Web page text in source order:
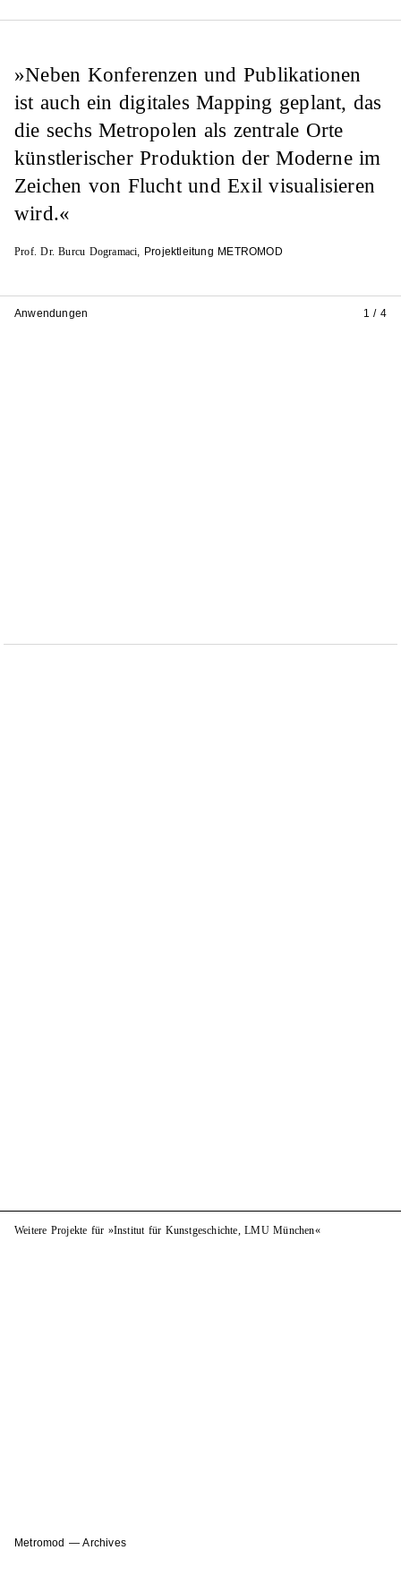
»Neben Konferenzen und Publikationen
ist auch ein digitales Mapping geplant, das
die sechs Metropolen als zentrale Orte
künstlerischer Produktion der Moderne im
Zeichen von Flucht und Exil visualisieren
wird.«
Prof. Dr. Burcu Dogramaci, Projektleitung METROMOD
Anwendungen 1 / 4
Weitere Projekte für »Institut für Kunstgeschichte, LMU München«
Metromod — Archives